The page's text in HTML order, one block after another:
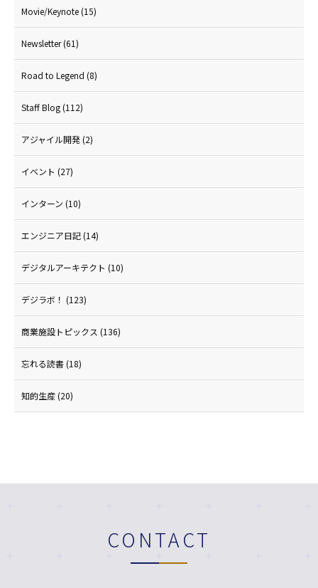
Movie/Keynote(15)
Newsletter(61)
Road to Legend (8)
Staff Blog(112)
アジャイル開発(2)
イベント (27)
インターン (10)
エンジニア日記(14)
デジタルアーキテクト (10)
デジラボ！ (123)
商業施設トピックス (136)
忘れる読書(18)
知的生産(20)
CONTACT